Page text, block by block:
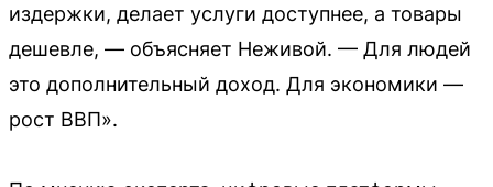
издержки, делает услуги доступнее, а товары
дешевле, — объясняет Неживой. — Для людей
это дополнительный доход. Для экономики —
рост ВВП».